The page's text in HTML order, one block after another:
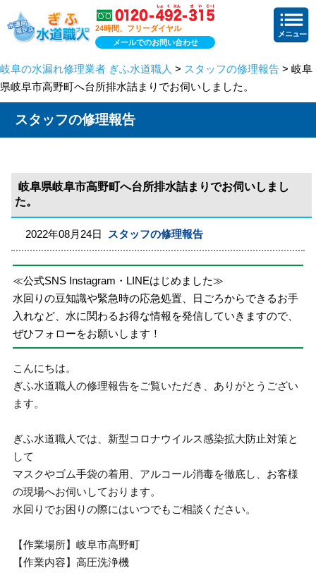
24時間、フリーダイヤル
メールでのお問い合わせ
岐阜の水漏れ修理業者 ぎふ水道職人 > スタッフの修理報告 > 岐阜
県岐阜市高野町へ台所排水詰まりでお伺いしました。
スタッフの修理報告
岐阜県岐阜市高野町へ台所排水詰まりでお伺いしまし
た。
2022年08月24日 スタッフの修理報告
≪公式SNS Instagram・LINEはじめました≫
水回りの豆知識や緊急時の応急処置、日ごろからできるお手
入れなど、水に関わるお得な情報を発信していきますので、
ぜひフォローをお願いします！
こんにちは。
ぎふ水道職人の修理報告をご覧いただき、ありがとうござい
ます。
ぎふ水道職人では、新型コロナウイルス感染拡大防止対策と
して
マスクやゴム手袋の着用、アルコール消毒を徹底し、お客様
の現場へお伺いしております。
水回りでお困りの際にはいつでもご相談ください。
【作業場所】岐阜市高野町
【作業内容】高圧洗浄機